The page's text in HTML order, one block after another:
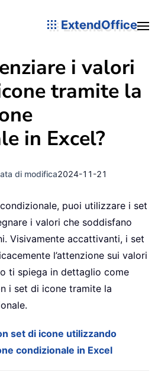
ExtendOffice
i valori
tramite la
in Excel?
di modifica2024-11-21
puoi utilizzare i set
i valori che soddisfano
Visivamente accattivanti, i set
l’attenzione sui valori
ti spiega in dettaglio come
i set di icone tramite la
set di icone utilizzando
condizionale in Excel